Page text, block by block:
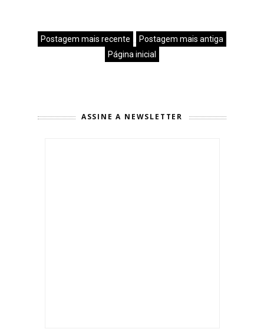
Postagem mais recente
Postagem mais antiga
Página inicial
ASSINE A NEWSLETTER